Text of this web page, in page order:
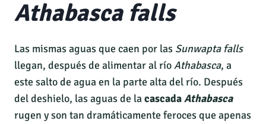
Athabasca falls
Las mismas aguas que caen por las Sunwapta falls
llegan, después de alimentar al ríoAthabasca, a
este salto de agua en la parte alta del río. Después
del deshielo, las aguas de lacascadaAthabasca
rugen y son tan dramáticamente feroces que apenas